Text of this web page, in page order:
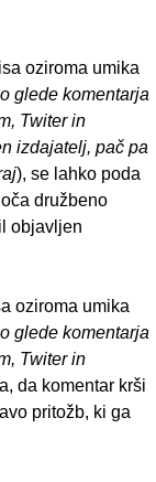
oziroma umika
glede komentarja
Twiter in
izdajatelj, pač pa
), se lahko poda
družbeno
objavljen
oziroma umika
glede komentarja
Twiter in
da komentar krši
pritožb, ki ga